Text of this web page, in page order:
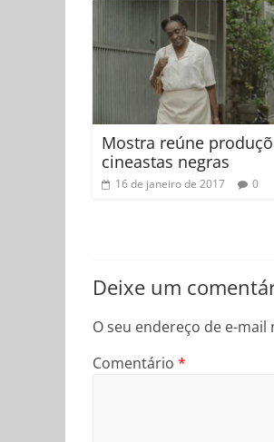
Mostra reúne
cineastas negras
16 de janeiro de 2017 0
Deixe um
O seu endereço de e-
Comentário *